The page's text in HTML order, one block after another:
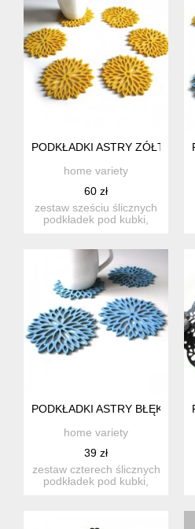
PODKŁADKI ASTRY ZÓŁTE
home variety
60 zł
zestaw sześciu ślicznych
podkładek pod kubki,
PODKŁADKI ASTRY BŁĘKITNE
home variety
39 zł
zestaw czterech ślicznych
podkładek pod kubki,